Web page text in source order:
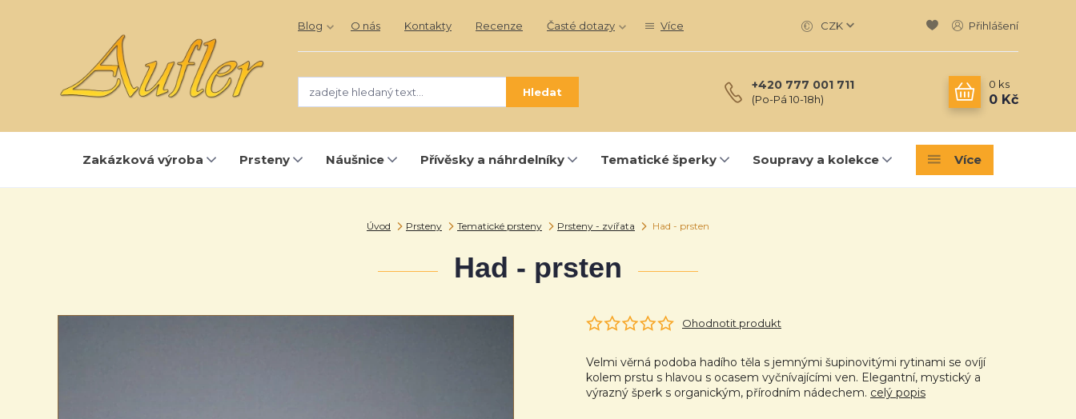
Blog O nás Kontakty Recenze Časté dotazy Více CZK Přihlášení
Hledat +420 777 001 711
(Po-Pá 10-18h)
0 ks
0 Kč
Zakázková výroba Prsteny Náušnice Přívěsky a náhrdelníky Tematické šperky Soupravy a kolekce Více
Úvod Prsteny Tematické prsteny Prsteny - zvířata Had - prsten
Had - prsten
Ohodnotit produkt
Velmi věrná podoba hadího těla s jemnými šupinovitými rytinami se ovíjí
kolem prstu s hlavou s ocasem vyčnívajícími ven. Elegantní, mystický a
výrazný šperk s organickým, přírodním nádechem. celý popis